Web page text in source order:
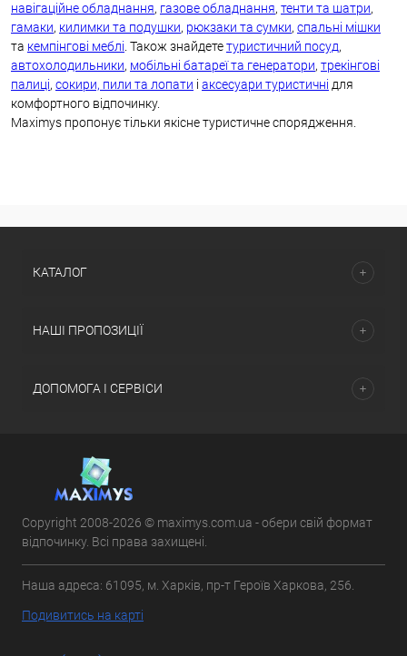
навігаційне обладнання, газове обладнання, тенти та шатри,
гамаки, килимки та подушки, рюкзаки та сумки, спальні мішки
та кемпінгові меблі . Також знайдететуристичний посуд,
автохолодильники, мобільні батареї та генератори, трекінгові
палиці, сокири, пили та лопати і аксесуари туристичні для
комфортного відпочинку.
Maximys пропонує тільки якісне туристичне спорядження.
КАТАЛОГ
НАШІ ПРОПОЗИЦІЇ
ДОПОМОГА І СЕРВІСИ
Copyright 2008-2026 © maximys.com.ua - обери свій формат
відпочинку. Всі права захищені.
Наша адреса: 61095, м. Харків, пр-т Героїв Харкова, 256.
Подивитись на карті